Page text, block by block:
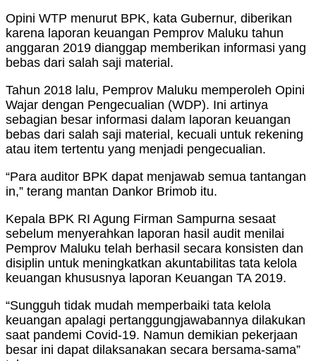
Opini WTP menurut BPK, kata Gubernur, diberikan
karena laporan keuangan Pemprov Maluku tahun
anggaran 2019 dianggap memberikan informasi yang
bebas dari salah saji material.
Tahun 2018 lalu, Pemprov Maluku memperoleh Opini
Wajar dengan Pengecualian (WDP). Ini artinya
sebagian besar informasi dalam laporan keuangan
bebas dari salah saji material, kecuali untuk rekening
atau item tertentu yang menjadi pengecualian.
“Para auditor BPK dapat menjawab semua tantangan
in,” terang mantan Dankor Brimob itu.
Kepala BPK RI Agung Firman Sampurna sesaat
sebelum menyerahkan laporan hasil audit menilai
Pemprov Maluku telah berhasil secara konsisten dan
disiplin untuk meningkatkan akuntabilitas tata kelola
keuangan khususnya laporan Keuangan TA 2019.
“Sungguh tidak mudah memperbaiki tata kelola
keuangan apalagi pertanggungjawabannya dilakukan
saat pandemi Covid-19. Namun demikian pekerjaan
besar ini dapat dilaksanakan secara bersama-sama”